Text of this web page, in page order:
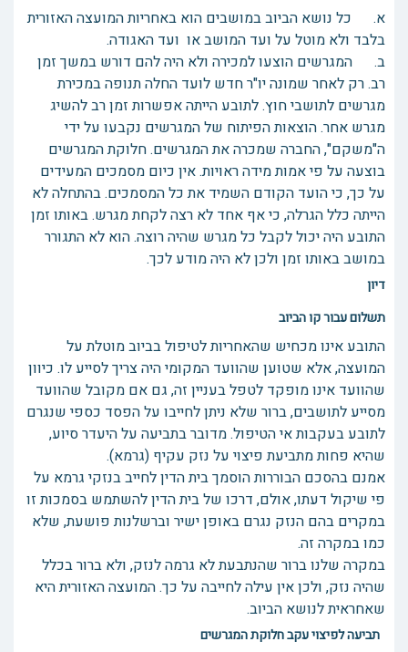
א. כל נושא הביוב במושבים הוא באחריות המועצה האזורית
בלבד ולא מוטל על ועד המושב או ועד האגודה.
ב. המגרשים הוצעו למכירה ולא היה להם דורש במשך זמן
רב. רק לאחר שמונה יו"ר חדש לועד החלה תנופה במכירת
מגרשים לתושבי חוץ. לתובע הייתה אפשרות זמן רב להשיג
מגרש אחר. הוצאות הפיתוח של המגרשים נקבעו על ידי
ה"משקם", החברה שמכרה את המגרשים. חלוקת המגרשים
בוצעה על פי אמות מידה ראויות. אין כיום מסמכים המעידים
על כך, כי הועד הקודם השמיד את כל המסמכים. בהתחלה לא
הייתה כלל הגרלה, כי אף אחד לא רצה לקחת מגרש. באותו זמן
התובע היה יכול לקבל כל מגרש שהיה רוצה. הוא לא התגורר
במושב באותו זמן ולכן לא היה מודע לכך.
דיון
תשלום עבור קו הביוב
התובע אינו מכחיש שהאחריות לטיפול בביוב מוטלת על
המועצה, אלא שטוען שהוועד המקומי היה צריך לסייע לו. כיוון
שהוועד אינו מופקד לטפל בעניין זה, גם אם מקובל שהוועד
מסייע לתושבים, ברור שלא ניתן לחייבו על הפסד כספי שנגרם
לתובע בעקבות אי הטיפול. מדובר בתביעה על היעדר סיוע,
שהיא פחות מתביעת פיצוי על נזק עקיף (גרמא).
אמנם בהסכם הבוררות הוסמך בית הדין לחייב בנזקי גרמא על
פי שיקול דעתו, אולם, דרכו של בית הדין להשתמש בסמכות זו
במקרים בהם הנזק נגרם באופן ישיר וברשלנות פושעת, שלא
כמו במקרה זה.
במקרה שלנו ברור שהנתבעת לא גרמה לנזק, ולא ברור בכלל
שהיה נזק, ולכן אין עילה לחייבה על כך. המועצה האזורית היא
שאחראית לנושא הביוב.
תביעה לפיצוי עקב חלוקת המגרשים